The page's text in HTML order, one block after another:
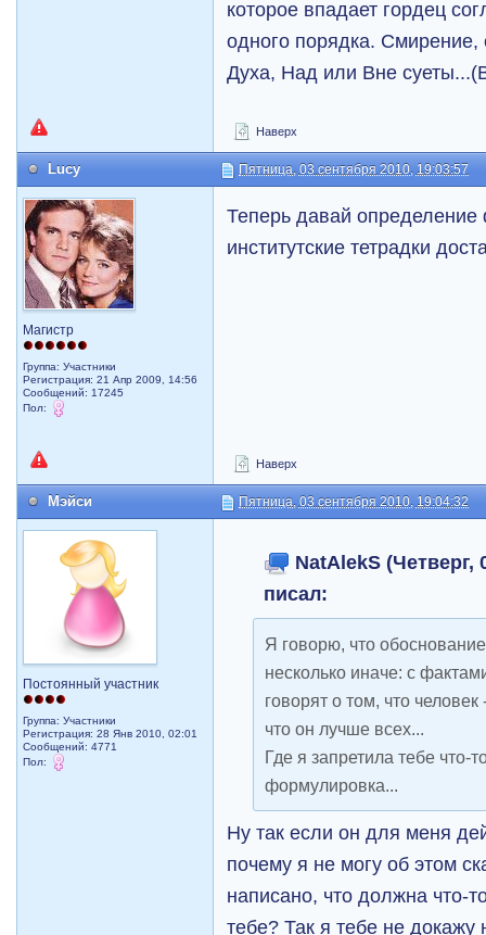
которое впадает гордец
одного порядка.
Духа, Над или Вне
Наверх
Lucy Пятница, 03 сентября 2010, 19:03:57
Магистр
Группа: Участники
Регистрация: 21 Апр 2009, 14:56
Сообщений: 17245
Пол:
Теперь давай
институтские тетрадки
Наверх
Мэйси Пятница, 03 сентября 2010, 19:04:32
Постоянный участник
Группа: Участники
Регистрация: 28 Янв 2010, 02:01
Сообщений: 4771
Пол:
NatAlekS (Четверг,
писал:
Я говорю, что
несколько иначе: с
говорят о том, что
что он лучше всех...
Где я запретила тебе что-
формулировка...
Ну так если он для меня
почему я не могу об этом
написано, что должна что-
тебе? Так я тебе не докажу